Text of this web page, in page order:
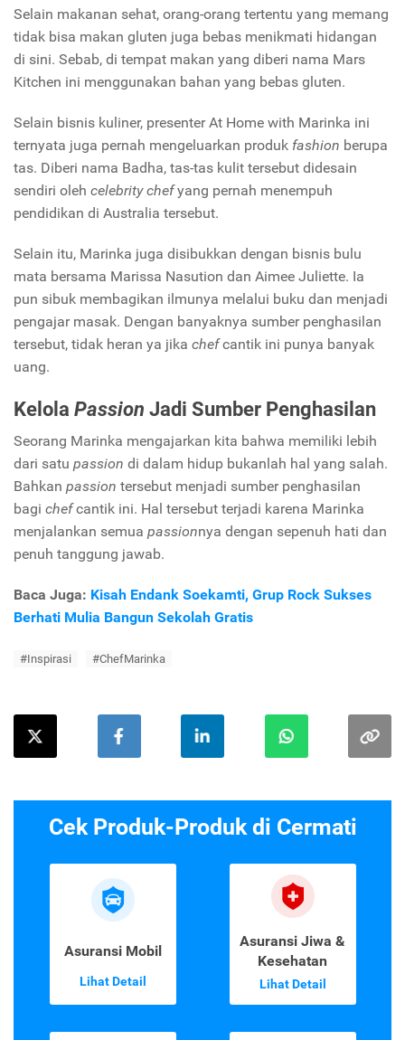
Selain makanan sehat, orang-orang tertentu yang memang
tidak bisa makan gluten juga bebas menikmati hidangan
di sini. Sebab, di tempat makan yang diberi nama Mars
Kitchen ini menggunakan bahan yang bebas gluten.
Selain bisnis kuliner, presenter At Home with Marinka ini
ternyata juga pernah mengeluarkan produk fashion berupa
tas. Diberi nama Badha, tas-tas kulit tersebut didesain
sendiri oleh celebrity chefyang pernah menempuh
pendidikan di Australia tersebut.
Selain itu, Marinka juga disibukkan dengan bisnis bulu
mata bersama Marissa Nasution dan Aimee Juliette. Ia
pun sibuk membagikan ilmunya melalui buku dan menjadi
pengajar masak. Dengan banyaknya sumber penghasilan
tersebut, tidak heran ya jika chefcantik ini punya banyak
uang.
Kelola Passion Jadi Sumber Penghasilan
Seorang Marinka mengajarkan kita bahwa memiliki lebih
dari satu passion di dalam hidup bukanlah hal yang salah.
Bahkan passion tersebut menjadi sumber penghasilan
bagi chefcantik ini. Hal tersebut terjadi karena Marinka
menjalankan semua passionnya dengan sepenuh hati dan
penuh tanggung jawab.
Baca Juga: Kisah Endank Soekamti, Grup Rock Sukses
Berhati Mulia Bangun Sekolah Gratis
#Inspirasi #ChefMarinka
Cek Produk-Produk di Cermati
Asuransi Mobil
Lihat Detail
Asuransi Jiwa &
Kesehatan
Lihat Detail